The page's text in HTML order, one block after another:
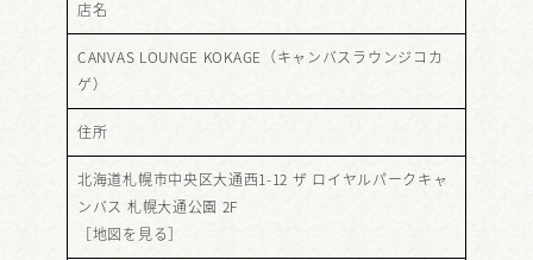
店名
CANVAS LOUNGE KOKAGE（キャンバスラウンジコカ
ゲ）
住所
北海道札幌市中央区大通西1-12 ザ ロイヤルパークキャ
ンバス 札幌大通公園 2F
［地図を見る］